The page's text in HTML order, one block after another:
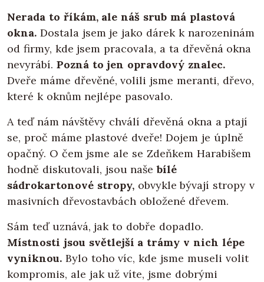
Nerada to říkám, ale náš srub má plastová
okna. Dostala jsem je jako dárek k narozeninám
od firmy, kde jsem pracovala, a ta dřevěná okna
nevyrábí. Pozná to jen opravdový znalec.
Dveře máme dřevěné, volili jsme meranti, dřevo,
které k oknům nejlépe pasovalo.
A teď nám návštěvy chválí dřevěná okna a ptají
se, proč máme plastové dveře! Dojem je úplně
opačný. O čem jsme ale se Zdeňkem Harabišem
hodně diskutovali, jsou našebílé
sádrokartonové stropy,obvykle bývají stropy v
masivních dřevostavbách obložené dřevem.
Sám teď uznává, jak to dobře dopadlo.
Místnosti jsou světlejší a trámy v nich lépe
vyniknou. Bylo toho víc, kde jsme museli volit
kompromis, ale jak už víte, jsme dobrými